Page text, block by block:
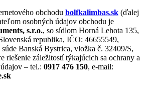
obchodu bolfkalimbas.sk (ďalej
osobných údajov obchodu je
s.r.o., so sídlom Horná Lehota 135,
republika, IČO: 46655549,
Banská Bystrica, vložka č. 32409/S,
riešenie záležitostí týkajúcich sa ochrany a
– tel.: 0917 476 150, e-mail: